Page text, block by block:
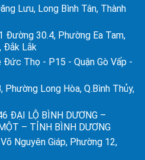
Lưu, Long Bình Tân, Thành
Đường 30.4, Phường Ea Tam,
Đắk Lắk
Đức Thọ - P15 - Quận Gò Vấp -
Phường Long Hòa, Q.Bình Thủy,
ĐẠI LỘ BÌNH DƯƠNG –
– TỈNH BÌNH DƯƠNG
Nguyên Giáp, Phường 12,